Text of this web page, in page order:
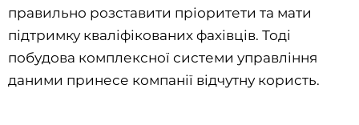
правильно розставити пріоритети та мати
підтримку кваліфікованих фахівців. Тоді
побудова комплексної системи управління
даними принесе компанії відчутну користь.